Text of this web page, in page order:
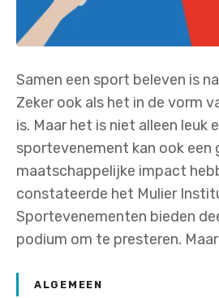
Samen een sport beleven is
Zeker ook als het in de vorm
is. Maar het is niet alleen leuk
sportevenement kan ook een
maatschappelijke impact
constateerde het Mulier
Sportevenementen bieden
podium om te presteren.
ALGEMEEN